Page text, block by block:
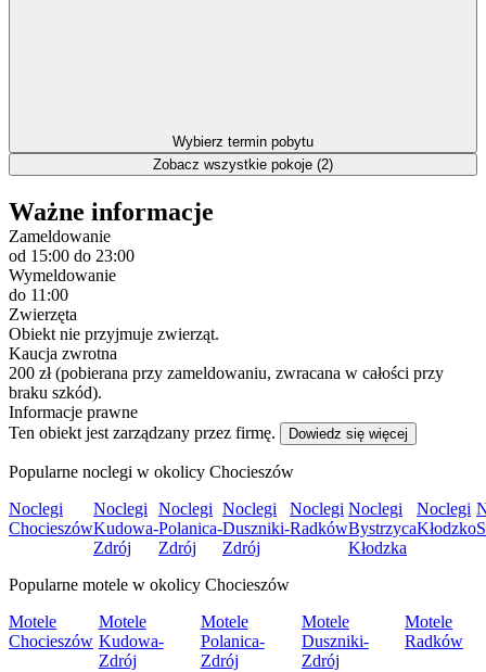
Wybierz termin pobytu
Zobacz wszystkie pokoje (2)
Ważne informacje
Zameldowanie
od 15:00 do 23:00
Wymeldowanie
do 11:00
Zwierzęta
Obiekt nie przyjmuje zwierząt.
Kaucja zwrotna
200 zł (pobierana przy zameldowaniu, zwracana w całości przy
braku szkód).
Informacje prawne
Ten obiekt jest zarządzany przez firmę.
Dowiedz się więcej
Popularne noclegi w okolicy Chocieszów
Noclegi
Chocieszów
Noclegi
Kudowa-
Zdrój
Noclegi
Polanica-
Zdrój
Noclegi
Duszniki-
Zdrój
Noclegi
Radków
Noclegi
Bystrzyca
Kłodzka
Noclegi
Kłodzko
Popularne motele w okolicy Chocieszów
Motele
Chocieszów
Motele
Kudowa-
Zdrój
Motele
Polanica-
Zdrój
Motele
Duszniki-
Zdrój
Motele
Radków